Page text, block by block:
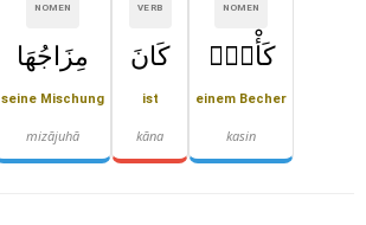
NOMEN
كَأْسٍۢ
einem Becher
kasin
VERB
كَانَ
ist
kāna
NOMEN
مِزَاجُهَا
seine Mischung
mizājuhā